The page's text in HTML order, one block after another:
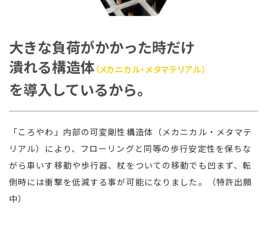
大きな負荷がかかった時だけ
潰れる構造体 （メカニカル・メタマテリアル）
を導入しているから。
「ころやわ」内部の可変剛性構造体（メカニカル・メタマテ
リアル）により、フローリングと同等の歩行安定性を保ちな
がら車いす移動や歩行器、杖をついての移動でも凹まず、転
倒時には衝撃を低減する事が可能になりました。（特許出願
中）